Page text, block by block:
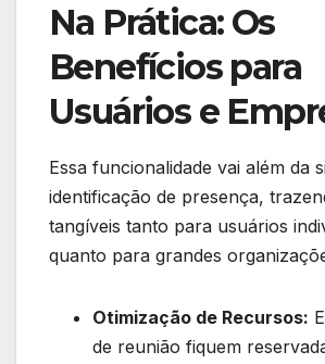
Na Prática: Os
Benefícios para
Usuários e
Essa funcionalidade vai além da
identificação de presença,
tangíveis tanto para usuários
quanto para grandes
Otimização de Recursos:
de reunião fiquem